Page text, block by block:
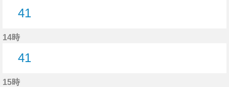
41
14時
41
15時